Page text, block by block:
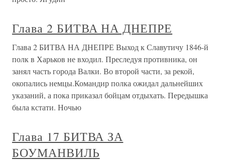
Глава 2 БИТВА НА ДНЕПРЕ
Глава 2 БИТВА НА ДНЕПРЕ Выход к Славутичу 1846-й
полк в Харьков не входил. Преследуя противника, он
занял часть города Валки. Во второй части, за рекой,
окопались немцы.Командир полка ожидал дальнейших
указаний, а пока приказал бойцам отдыхать. Передышка
была кстати. Ночью
Глава 17 БИТВА ЗА
БОУМАНВИЛЬ